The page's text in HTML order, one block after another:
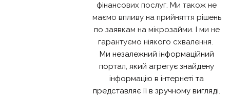
фінансових послуг. Ми також не
маємо впливу на прийняття рішень
по заявкам на мікрозайми. І ми не
гарантуємо ніякого схвалення.
Ми незалежний інформаційний
портал, який агрегує знайдену
інформацію в інтернеті та
представляє її в зручному вигляді.